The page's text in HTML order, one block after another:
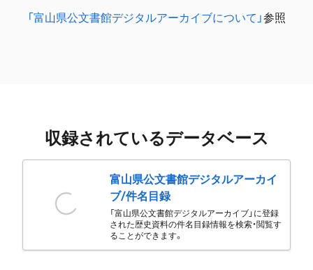
「富山県公文書館デジタルアーカイブについて」参照
収録されているデータベース
富山県公文書館デジタルアーカイ
ブ/件名目録
「富山県公文書館デジタルアーカイブ」に登録
された歴史資料の件名目録情報を検索・閲覧す
ることができます。